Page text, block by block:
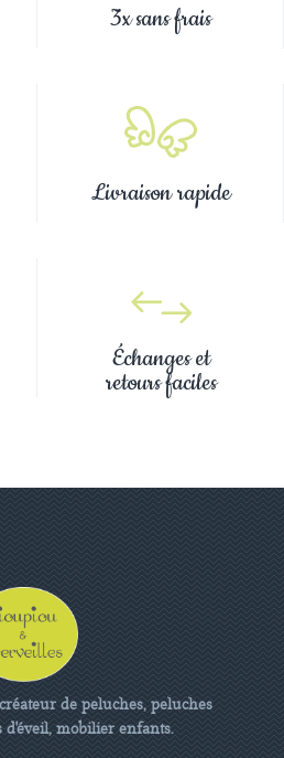
3x sans frais
Livraison rapide
Échanges et
retours faciles
de peluches, peluches
d'éveil, mobilier enfants.